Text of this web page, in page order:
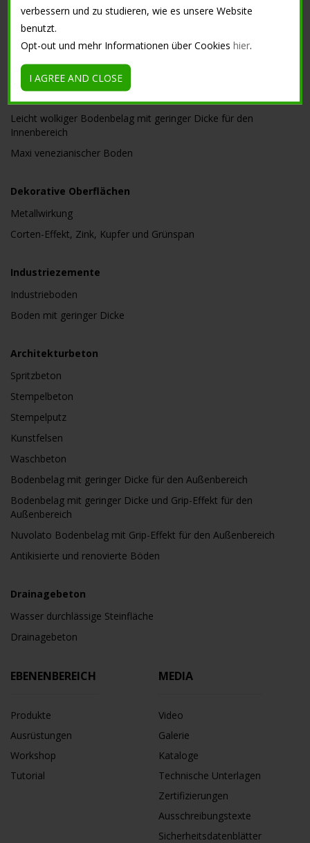
Harzzement Boden
Geringe Dicke Nuvolato Boden
Microterrazzo
Wolkenoptik Effekt
Leicht wolkiger Bodenbelag mit geringer Dicke für den
Innenbereich
Maxi venezianischer Boden
Dekorative Oberflächen
Metallwirkung
Corten-Effekt, Zink, Kupfer und Grünspan
Industriezemente
Industrieboden
Boden mit geringer Dicke
Architekturbeton
Spritzbeton
Stempelbeton
Stempelputz
Kunstfelsen
Waschbeton
Bodenbelag mit geringer Dicke für den Außenbereich
Bodenbelag mit geringer Dicke und Grip-Effekt für den
Außenbereich
Nuvolato Bodenbelag mit Grip-Effekt für den Außenbereich
Antikisierte und renovierte Böden
Drainagebeton
Wasser durchlässige Steinfläche
Drainagebeton
EBENENBEREICH
Produkte
Ausrüstungen
Workshop
Tutorial
MEDIA
Video
Galerie
Kataloge
Technische Unterlagen
Zertifizierungen
Ausschreibungstexte
Sicherheitsdatenblätter
verbessern und zu studieren, wie es unsere Website
benutzt.
Opt-out und mehr Informationen über Cookieshier.
I AGREE AND CLOSE